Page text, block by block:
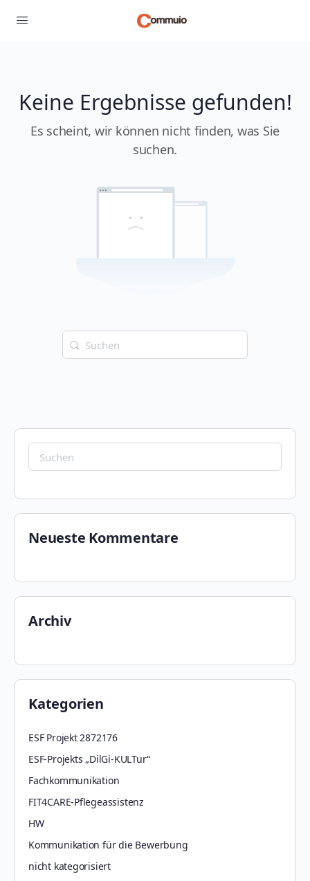
Keine Ergebnisse gefunden!
Es scheint, wir können nicht finden, was Sie
suchen.
Suchen
nach:
Suchen
nach:
Neueste Kommentare
Archiv
Kategorien
ESF Projekt 2872176
ESF-Projekts „DilGi-KULTur“
Fachkommunikation
FIT4CARE-Pflegeassistenz
HW
Kommunikation für die Bewerbung
nicht kategorisiert